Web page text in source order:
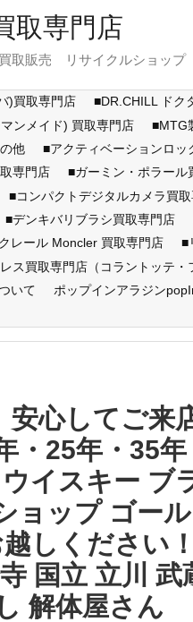
取専門店
取販売 リサイクルショッ
)買取専門店
■DR.CHILL ドク
ンメイド) 買取専門店
■MTG
他
■アクティベーションロ
専門店 ■ガーミン・ポラー
■コンパクトデジタルカメラ買
■デンキバリブラシ買取専門店
レール Moncler 買取専門店 ■
ス買取専門店（コラントッテ・
いて
ポップインアラジン
心してご来
・25年・35年
イスキー ブ
ョップ ゴー
しください
国立 立川 武
解体屋さん